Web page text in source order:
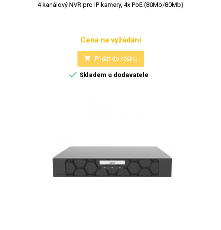
4 kanálový NVR pro IP kamery, 4x PoE (80Mb/80Mb)
Cena
Cena na vyžádání
 Přidat do košíku
 Skladem u dodavatele